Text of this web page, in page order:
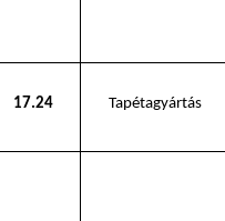
17.24 Tapétagyártás